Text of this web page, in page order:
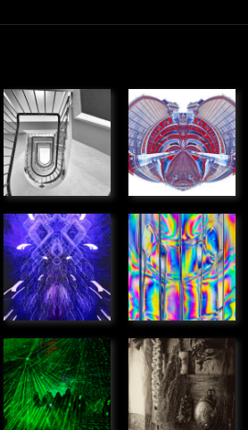
Escalier
» Graphique
Anamorphose
» Graphique
Monstre de
lumière
» Graphique
Couteaux
polarisés
» Graphique
Rayon vert
» Humanité
Ancien
temps
» Objets